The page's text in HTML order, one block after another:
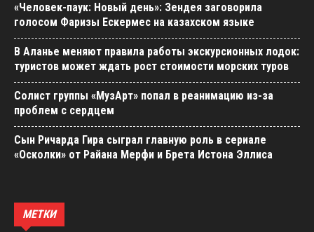
«Человек-паук: Новый день»: Зендея заговорила
голосом Фаризы Ескермес на казахском языке
В Аланье меняют правила работы экскурсионных лодок:
туристов может ждать рост стоимости морских туров
Солист группы «МузАрт» попал в реанимацию из-за
проблем с сердцем
Сын Ричарда Гира сыграл главную роль в сериале
«Осколки» от Райана Мерфи и Брета Истона Эллиса
МЕТКИ